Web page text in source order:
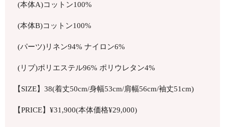
(本体A)コットン100%
(本体B)コットン100%
(パーツ)リネン94% ナイロン6%
(リブ)ポリエステル96% ポリウレタン4%
【SIZE】38(着丈50cm/身幅53cm/肩幅56cm/袖丈51cm)
【PRICE】¥31,900(本体価格¥29,000)